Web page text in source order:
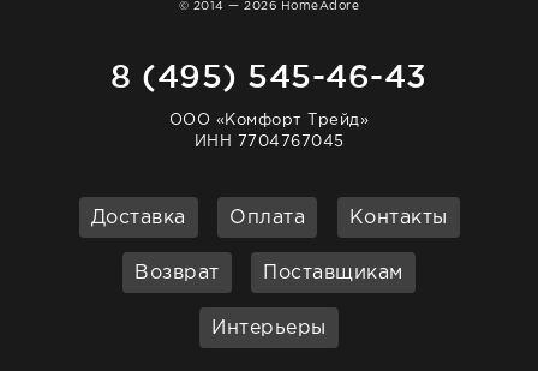
© 2014 — 2026 HomeAdore
8 (495) 545-46-43
ООО «Комфорт Трейд»
ИНН 7704767045
Доставка Оплата Контакты
Возврат Поставщикам
Интерьеры